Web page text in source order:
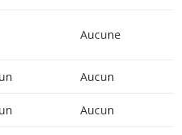
Aucune
Aucun
Aucun